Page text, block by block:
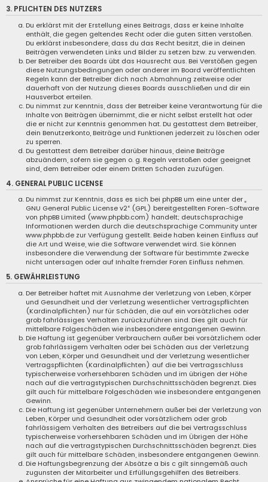
3. PFLICHTEN DES NUTZERS
Du erklärst mit der Erstellung eines Beitrags, dass er keine Inhalte
enthält, die gegen geltendes Recht oder die guten Sitten verstoßen.
Du erklärst insbesondere, dass du das Recht besitzt, die in deinen
Beiträgen verwendeten Links und Bilder zu setzen bzw. zu verwenden.
Der Betreiber des Boards übt das Hausrecht aus. Bei Verstößen gegen
diese Nutzungsbedingungen oder anderer im Board veröffentlichten
Regeln kann der Betreiber dich nach Abmahnung zeitweise oder
dauerhaft von der Nutzung dieses Boards ausschließen und dir ein
Hausverbot erteilen.
Du nimmst zur Kenntnis, dass der Betreiber keine Verantwortung für die
Inhalte von Beiträgen übernimmt, die er nicht selbst erstellt hat oder
die er nicht zur Kenntnis genommen hat. Du gestattest dem Betreiber,
dein Benutzerkonto, Beiträge und Funktionen jederzeit zu löschen oder
zu sperren.
Du gestattest dem Betreiber darüber hinaus, deine Beiträge
abzuändern, sofern sie gegen o. g. Regeln verstoßen oder geeignet
sind, dem Betreiber oder einem Dritten Schaden zuzufügen.
4. GENERAL PUBLIC LICENSE
Du nimmst zur Kenntnis, dass es sich bei phpBB um eine unter der „
GNU General Public License v2“ (GPL) bereitgestellten Foren-Software
von phpBB Limited (www.phpbb.com) handelt; deutschsprachige
Informationen werden durch die deutschsprachige Community unter
www.phpbb.de zur Verfügung gestellt. Beide haben keinen Einfluss auf
die Art und Weise, wie die Software verwendet wird. Sie können
insbesondere die Verwendung der Software für bestimmte Zwecke
nicht untersagen oder auf Inhalte fremder Foren Einfluss nehmen.
5. GEWÄHRLEISTUNG
Der Betreiber haftet mit Ausnahme der Verletzung von Leben, Körper
und Gesundheit und der Verletzung wesentlicher Vertragspflichten
(Kardinalpflichten) nur für Schäden, die auf ein vorsätzliches oder
grob fahrlässiges Verhalten zurückzuführen sind. Dies gilt auch für
mittelbare Folgeschäden wie insbesondere entgangenen Gewinn.
Die Haftung ist gegenüber Verbrauchern außer bei vorsätzlichem oder
grob fahrlässigem Verhalten oder bei Schäden aus der Verletzung
von Leben, Körper und Gesundheit und der Verletzung wesentlicher
Vertragspflichten (Kardinalpflichten) auf die bei Vertragsschluss
typischerweise vorhersehbaren Schäden und im übrigen der Höhe
nach auf die vertragstypischen Durchschnittsschäden begrenzt. Dies
gilt auch für mittelbare Folgeschäden wie insbesondere entgangenen
Gewinn.
Die Haftung ist gegenüber Unternehmern außer bei der Verletzung von
Leben, Körper und Gesundheit oder vorsätzlichem oder grob
fahrlässigem Verhalten des Betreibers auf die bei Vertragsschluss
typischerweise vorhersehbaren Schäden und im Übrigen der Höhe
nach auf die vertragstypischen Durchschnittsschäden begrenzt. Dies
gilt auch für mittelbare Schäden, insbesondere entgangenen Gewinn.
Die Haftungsbegrenzung der Absätze a bis c gilt sinngemäß auch
zugunsten der Mitarbeiter und Erfüllungsgehilfen des Betreibers.